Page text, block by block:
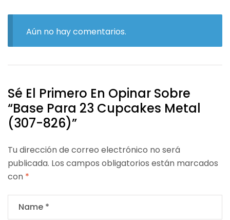
Aún no hay comentarios.
Sé El Primero En Opinar Sobre
“Base Para 23 Cupcakes Metal
(307-826)”
Tu dirección de correo electrónico no será
publicada. Los campos obligatorios están marcados
con *